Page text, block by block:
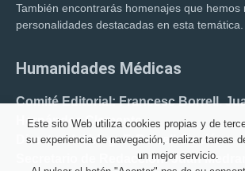
También encontrarás homenajes que hemos
personalidades destacadas en esta temática.
Humanidades Médicas
Comité Editorial: Francesc Borrell.
Hernández Clemente.
Director del blog: F. Borrell Carrió.
Secretario de Redacción: Juan
Este sito Web utiliza cookies propias y de
su experiencia de navegación, realizar tareas
un mejor servicio.